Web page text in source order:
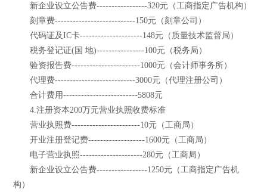
新企业设立公告费-----------------320元（工商指定广告机构）
刻章费---------------------------150元（刻章公司）
代码证及IC卡---------------------148元（质量技术监督局）
税务登记证(国 地)----------------100元（税务局）
验资报告费-----------------------1000元（会计师事务所）
代理费---------------------------3000元（代理注册公司）
合计费用-------------------------5808元
4.注册资本200万元营业执照收费标准
营业执照费-----------------------10元（工商局）
开业注册登记费-------------------1600元（工商局）
电子营业执照---------------------280元（工商局）
新企业设立公告费-----------------1250元（工商指定广告机
构）